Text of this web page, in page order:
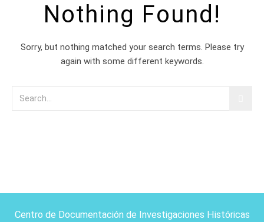
Nothing Found!
Sorry, but nothing matched your search terms. Please try
again with some different keywords.
Centro de Documentación de Investigaciones Históricas